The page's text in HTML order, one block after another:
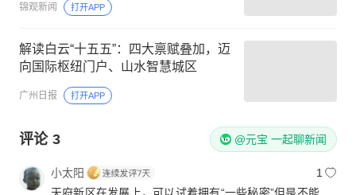
锦观新闻 打开APP
解读白云“十五五”：四大禀赋叠加，迈
向国际枢纽门户、山水智慧城区
广州日报 打开APP
评论 3 @元宝 一起聊新闻
小太阳
1